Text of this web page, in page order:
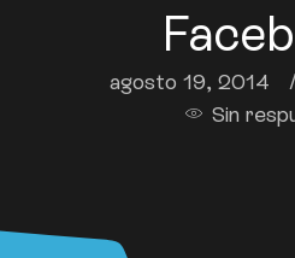
agosto 19, 2014 /
Sin